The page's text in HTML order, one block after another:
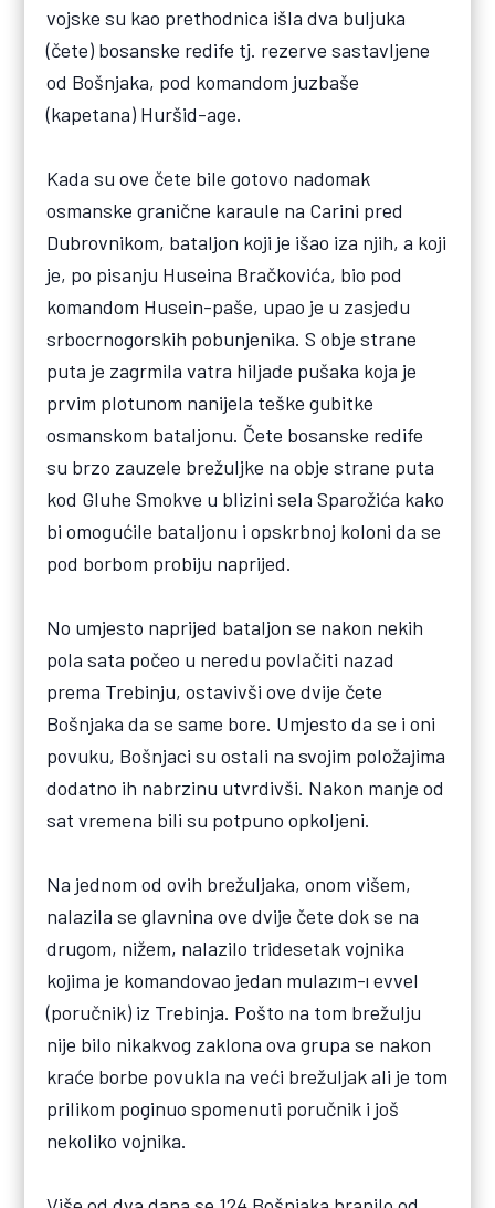
vojske su kao prethodnica išla dva buljuka
(čete) bosanske redife tj. rezerve sastavljene
od Bošnjaka, pod komandom juzbaše
(kapetana) Huršid-age.
Kada su ove čete bile gotovo nadomak
osmanske granične karaule na Carini pred
Dubrovnikom, bataljon koji je išao iza njih, a koji
je, po pisanju Huseina Bračkovića, bio pod
komandom Husein-paše, upao je u zasjedu
srbocrnogorskih pobunjenika. S obje strane
puta je zagrmila vatra hiljade pušaka koja je
prvim plotunom nanijela teške gubitke
osmanskom bataljonu. Čete bosanske redife
su brzo zauzele brežuljke na obje strane puta
kod Gluhe Smokve u blizini sela Sparožića kako
bi omogućile bataljonu i opskrbnoj koloni da se
pod borbom probiju naprijed.
No umjesto naprijed bataljon se nakon nekih
pola sata počeo u neredu povlačiti nazad
prema Trebinju, ostavivši ove dvije čete
Bošnjaka da se same bore. Umjesto da se i oni
povuku, Bošnjaci su ostali na svojim položajima
dodatno ih nabrzinu utvrdivši. Nakon manje od
sat vremena bili su potpuno opkoljeni.
Na jednom od ovih brežuljaka, onom višem,
nalazila se glavnina ove dvije čete dok se na
drugom, nižem, nalazilo tridesetak vojnika
kojima je komandovao jedan mulazım-ı evvel
(poručnik) iz Trebinja. Pošto na tom brežulju
nije bilo nikakvog zaklona ova grupa se nakon
kraće borbe povukla na veći brežuljak ali je tom
prilikom poginuo spomenuti poručnik i još
nekoliko vojnika.